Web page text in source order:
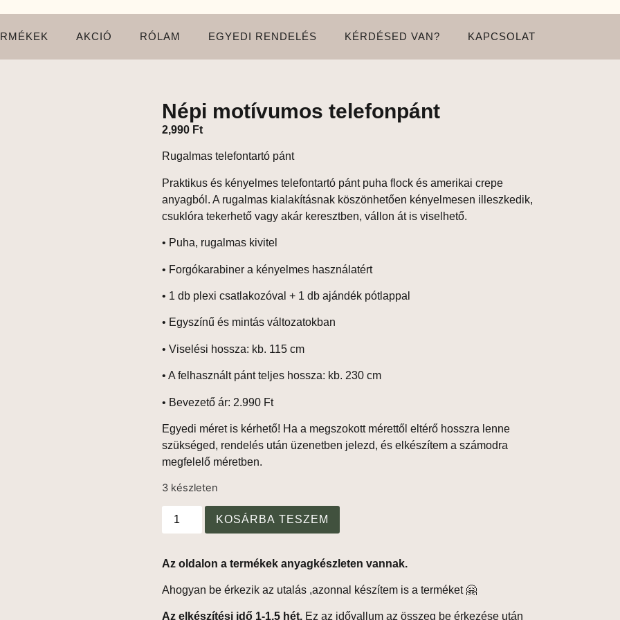
AKCIÓ RÓLAM EGYEDI RENDELÉS KÉRDÉSED VAN? KAPCSOLAT
Népi motívumos telefonpánt
2,990 Ft
Rugalmas telefontartó pánt
Praktikus és kényelmes telefontartó pánt puha flock és amerikai crepe
anyagból. A rugalmas kialakításnak köszönhetően kényelmesen illeszkedik,
csuklóra tekerhető vagy akár keresztben, vállon át is viselhető.
• Puha, rugalmas kivitel
• Forgókarabiner a kényelmes használatért
• 1 db plexi csatlakozóval + 1 db ajándék pótlappal
• Egyszínű és mintás változatokban
• Viselési hossza: kb. 115 cm
• A felhasznált pánt teljes hossza: kb. 230 cm
• Bevezető ár: 2.990 Ft
Egyedi méret is kérhető! Ha a megszokott mérettől eltérő hosszra lenne
szükséged, rendelés után üzenetben jelezd, és elkészítem a számodra
megfelelő méretben.
3 készleten
KOSÁRBA TESZEM
Az oldalon a termékek anyagkészleten vannak.
Ahogyan be érkezik az utalás ,azonnal készítem is a terméket 🤗
Az elkészítési idő 1-1,5 hét. Ez az idővallum az összeg be érkezése után